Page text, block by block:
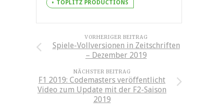
TOPLITZ PRODUCTIONS
VORHERIGER BEITRAG
Spiele-Vollversionen in Zeitschriften
– Dezember 2019
NÄCHSTER BEITRAG
F1 2019: Codemasters veröffentlicht
Video zum Update mit der F2-Saison
2019